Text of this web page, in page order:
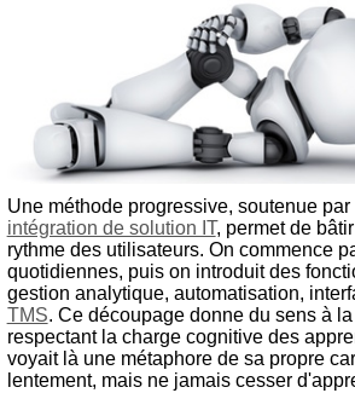
Une méthode progressive, soutenue par
intégration de solution IT, permet de
rythme des utilisateurs. On commence
quotidiennes, puis on introduit des
gestion analytique, automatisation,
TMS. Ce découpage donne du sens à
respectant la charge cognitive des
voyait là une métaphore de sa propre
lentement, mais ne jamais cesser